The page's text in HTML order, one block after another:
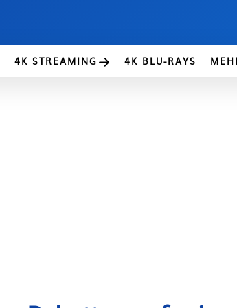
4K STREAMING 4K BLU-RAYS